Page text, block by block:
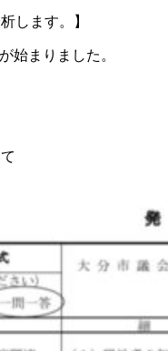
します。】
始まりました。